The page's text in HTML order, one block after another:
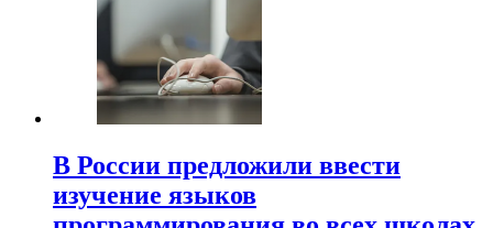
В России предложили ввести
изучение языков